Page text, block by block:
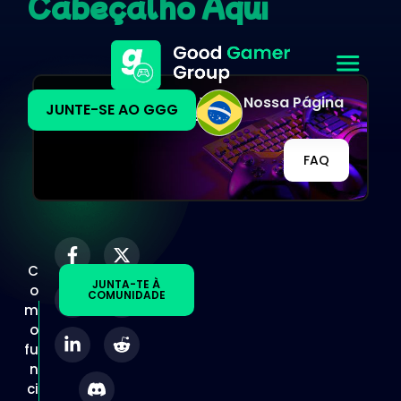
JUNTE-SE AO GGG
Outras Perguntas? Visite Nossa Página
De FAQs!
FAQ
C
o
m
o
fu
n
ci
JUNTA-TE À
COMUNIDADE